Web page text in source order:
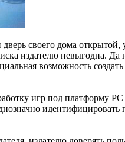
своего дома открытой,
издателю невыгодна. Да
возможность
игр под платформу